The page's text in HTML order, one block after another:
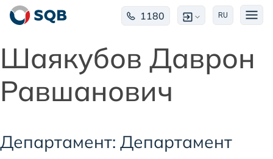
1180 RU
Шаякубов Даврон
Равшанович
Департамент: Департамент